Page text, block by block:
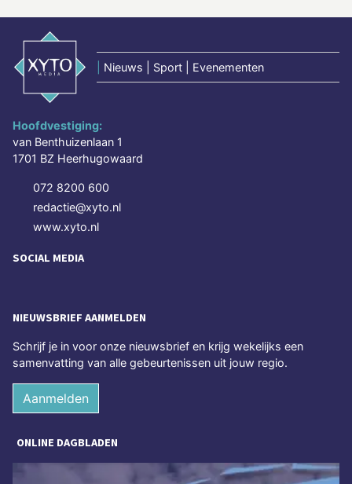
Nieuws | Sport | Evenementen
Hoofdvestiging:
van Benthuizenlaan 1
1701 BZ Heerhugowaard
072 8200 600
redactie@xyto.nl
www.xyto.nl
SOCIAL MEDIA
NIEUWSBRIEF AANMELDEN
Schrijf je in voor onze nieuwsbrief en krijg wekelijks een
samenvatting van alle gebeurtenissen uit jouw regio.
Aanmelden
ONLINE DAGBLADEN